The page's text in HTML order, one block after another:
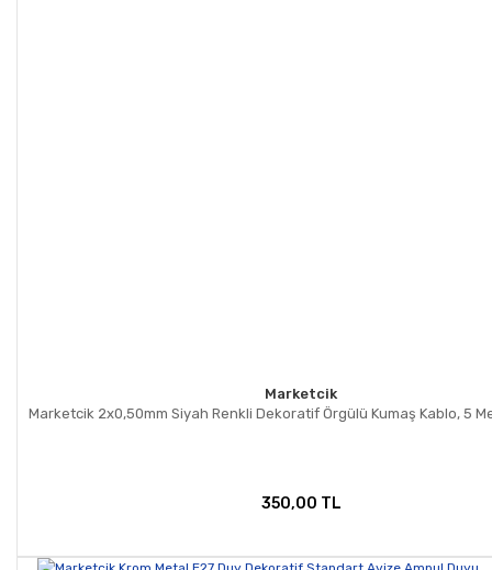
Marketcik
Marketcik 2x0,50mm Siyah Renkli Dekoratif Örgülü Kumaş Kablo, 5
350,00 TL